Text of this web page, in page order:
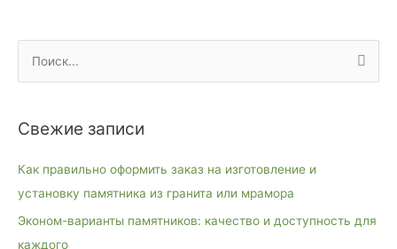
с
Свежие записи
Как правильно оформить заказ на изготовление и
установку памятника из гранита или мрамора
Эконом-варианты памятников: качество и доступность для
каждого